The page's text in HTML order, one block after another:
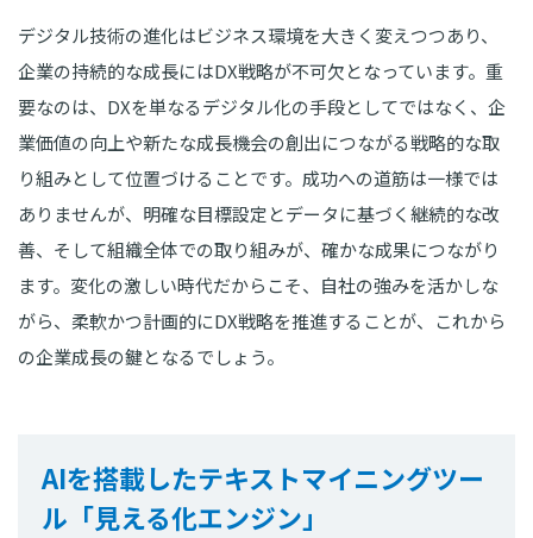
デジタル技術の進化はビジネス環境を大きく変えつつあり、
企業の持続的な成長にはDX戦略が不可欠となっています。重
要なのは、DXを単なるデジタル化の手段としてではなく、企
業価値の向上や新たな成長機会の創出につながる戦略的な取
り組みとして位置づけることです。成功への道筋は一様では
ありませんが、明確な目標設定とデータに基づく継続的な改
善、そして組織全体での取り組みが、確かな成果につながり
ます。変化の激しい時代だからこそ、自社の強みを活かしな
がら、柔軟かつ計画的にDX戦略を推進することが、これから
の企業成長の鍵となるでしょう。
AIを搭載したテキストマイニングツー
ル「見える化エンジン」